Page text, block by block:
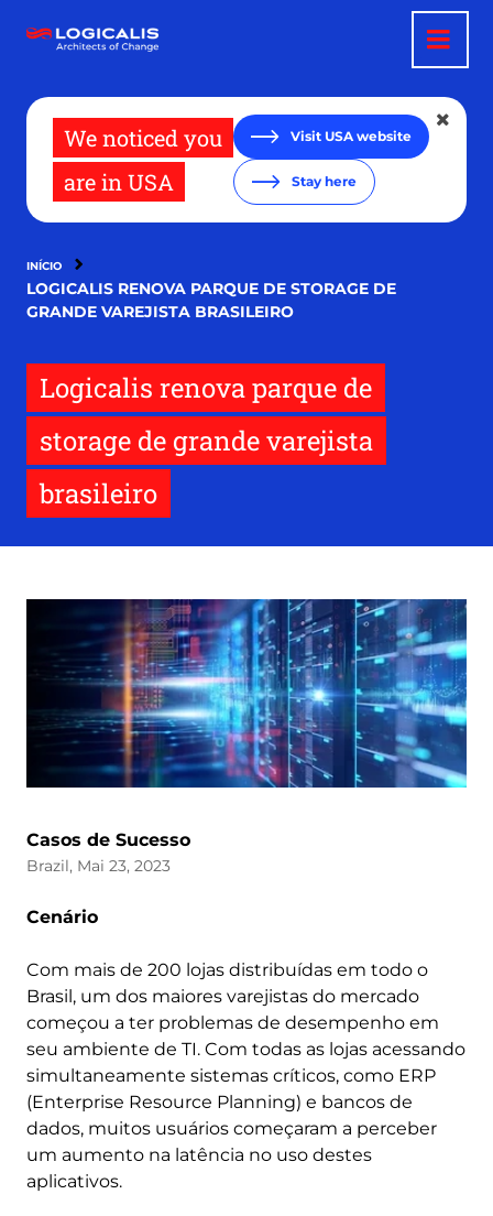
para
We noticed you
are in USA
Visit USA website
Stay here
INÍCIO
LOGICALIS RENOVA PARQUE DE STORAGE DE
GRANDE VAREJISTA BRASILEIRO
Logicalis renova parque de
storage de grande varejista
brasileiro
Casos de Sucesso
Brazil, Mai 23, 2023
Cenário
Com mais de 200 lojas distribuídas em todo o
Brasil, um dos maiores varejistas do mercado
começou a ter problemas de desempenho em
seu ambiente de TI. Com todas as lojas acessando
simultaneamente sistemas críticos, como ERP
(Enterprise Resource Planning) e bancos de
dados, muitos usuários começaram a perceber
um aumento na latência no uso destes
aplicativos.